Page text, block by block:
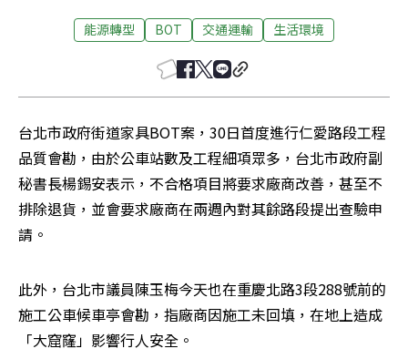
能源轉型 BOT 交通運輸 生活環境
台北市政府街道家具BOT案，30日首度進行仁愛路段工程
品質會勘，由於公車站數及工程細項眾多，台北市政府副
秘書長楊錫安表示，不合格項目將要求廠商改善，甚至不
排除退貨，並會要求廠商在兩週內對其餘路段提出查驗申
請。
此外，台北市議員陳玉梅今天也在重慶北路3段288號前的
施工公車候車亭會勘，指廠商因施工未回填，在地上造成
「大窟窿」影響行人安全。